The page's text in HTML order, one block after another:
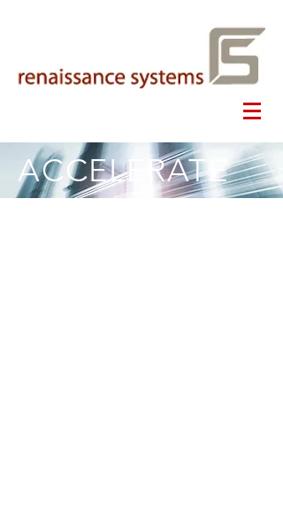
ACCELERATE